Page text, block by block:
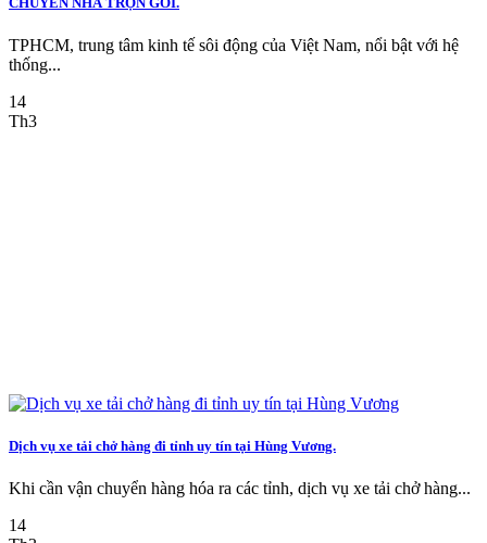
TPHCM, trung tâm kinh tế sôi động của Việt Nam, nổi bật với hệ
thống...
14
Th3
Dịch vụ xe tải chở hàng đi tỉnh uy tín tại Hùng Vương.
Khi cần vận chuyển hàng hóa ra các tỉnh, dịch vụ xe tải chở hàng...
14